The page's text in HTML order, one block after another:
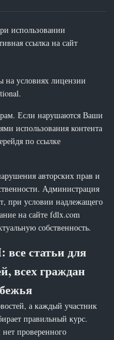
использовании
ссылка на сайт
на условиях лицензии
Если нарушаются Ваши
использования контента
по ссылке
авторских прав и
Администрация
при условии надлежащего
на сайте fdlx.com
собственность.
статьи для
всех граждан
а каждый участник
правильный курс.
проверенного